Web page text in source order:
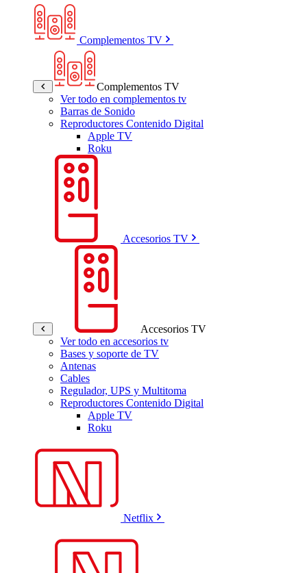
Complementos TV
Complementos TV
Ver todo en complementos tv
Barras de Sonido
Reproductores Contenido Digital
Apple TV
Roku
Accesorios TV
Accesorios TV
Ver todo en accesorios tv
Bases y soporte de TV
Antenas
Cables
Regulador, UPS y Multitoma
Reproductores Contenido Digital
Apple TV
Roku
Netflix